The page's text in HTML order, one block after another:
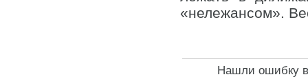
«нележансом».
Нашли ошибку в